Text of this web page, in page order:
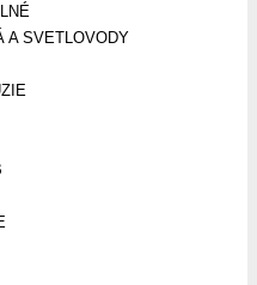
A SVETLOVODY